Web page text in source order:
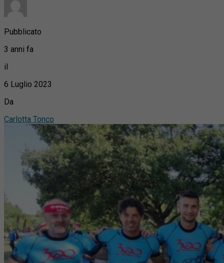
Pubblicato
3 anni fa
il
6 Luglio 2023
Da
Carlotta Tonco